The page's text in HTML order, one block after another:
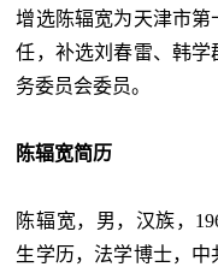
增选陈辐宽为天津市
任，补选刘春雷、韩
务委员会委员。
陈辐宽简历
陈辐宽，男，汉族，
生学历，法学博士，中